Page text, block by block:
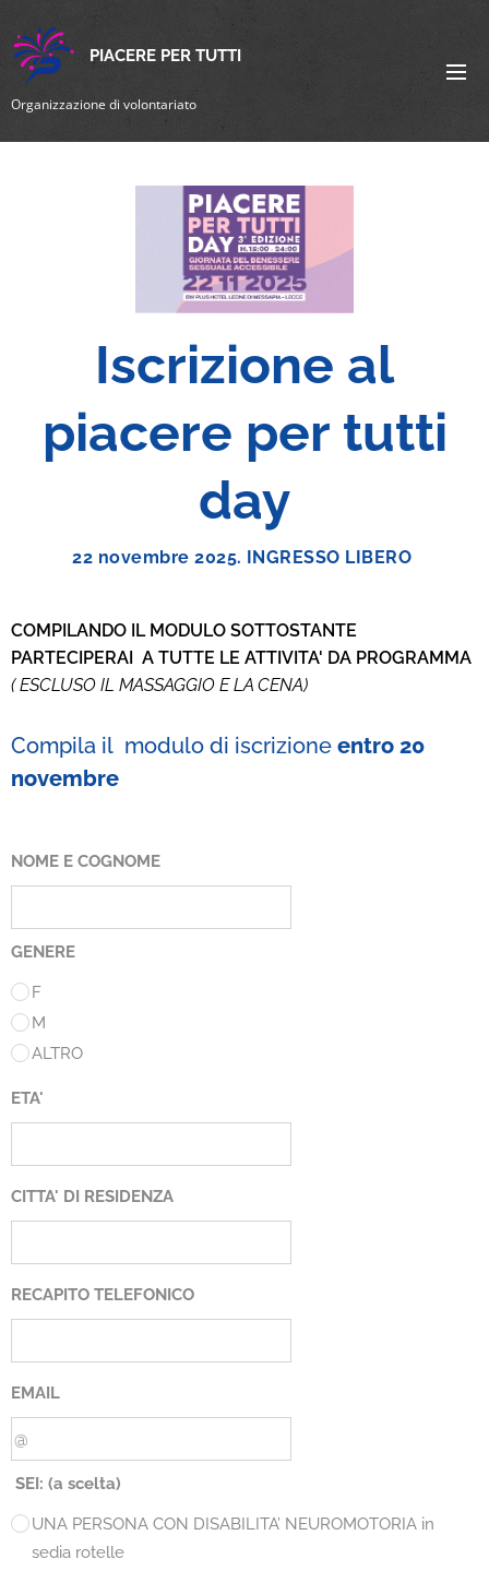
PIACERE PER TUTTI
Organizzazione di volontariato
Iscrizione al
piacere per tutti
day
22 novembre 2025. INGRESSO LIBERO
COMPILANDO IL MODULO SOTTOSTANTE
PARTECIPERAI A TUTTE LE ATTIVITA' DA PROGRAMMA
( ESCLUSO IL MASSAGGIO E LA CENA)
Compila il modulo di iscrizione entro 20
novembre
NOME E COGNOME
GENERE
F
M
ALTRO
ETA'
CITTA' DI RESIDENZA
RECAPITO TELEFONICO
EMAIL
SEI: (a scelta)
UNA PERSONA CON DISABILITA’ NEUROMOTORIA in
sedia rotelle